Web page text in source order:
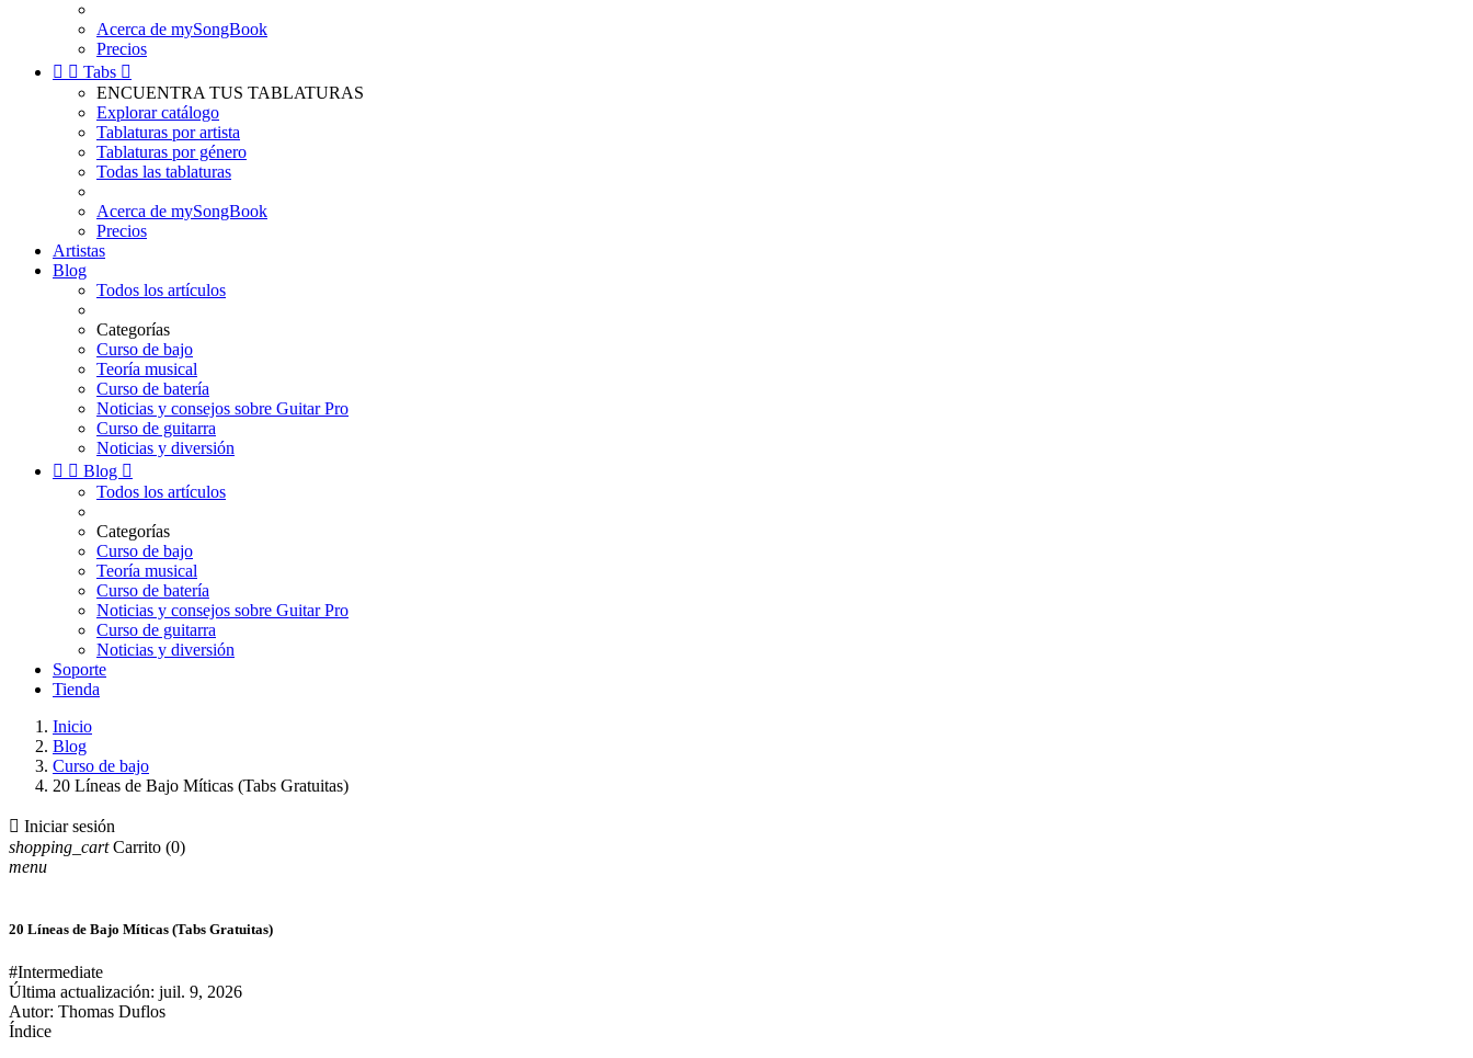
Acerca de mySongBook
Precios
  Tabs 
ENCUENTRA TUS TABLATURAS
Explorar catálogo
Tablaturas por artista
Tablaturas por género
Todas las tablaturas
Acerca de mySongBook
Precios
Artistas
Blog
Todos los artículos
Categorías
Curso de bajo
Teoría musical
Curso de batería
Noticias y consejos sobre Guitar Pro
Curso de guitarra
Noticias y diversión
  Blog 
Todos los artículos
Categorías
Curso de bajo
Teoría musical
Curso de batería
Noticias y consejos sobre Guitar Pro
Curso de guitarra
Noticias y diversión
Soporte
Tienda
Inicio
Blog
Curso de bajo
20 Líneas de Bajo Míticas (Tabs Gratuitas)
 Iniciar sesión
shopping_cart Carrito (0)
menu
20 Líneas de Bajo Míticas (Tabs Gratuitas)
#Intermediate
Última actualización: juil. 9, 2026
Autor: Thomas Duflos
Índice